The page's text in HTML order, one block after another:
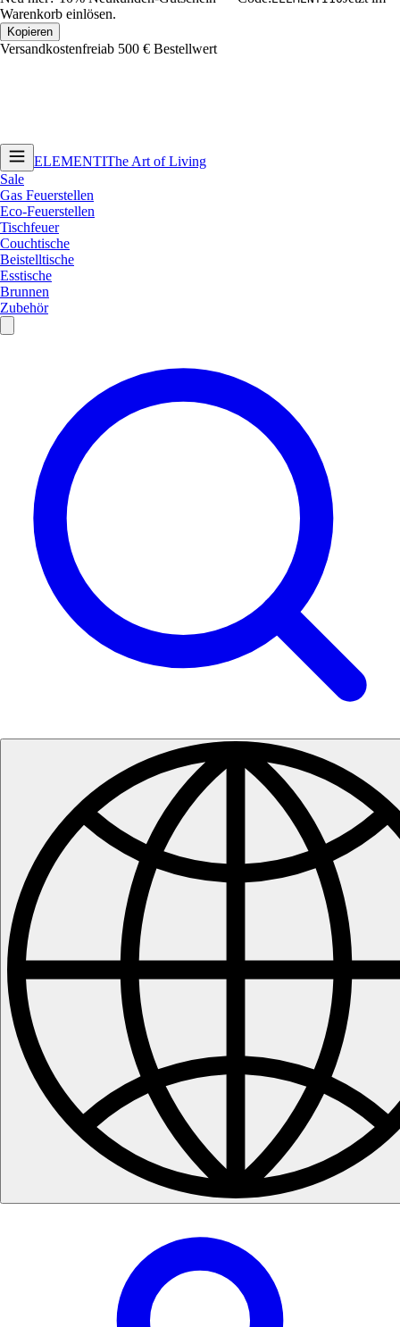
Warenkorb einlösen.
Kopieren
Versandkostenfreiab 500 € Bestellwert
ELEMENTIThe Art of Living
Sale
Gas Feuerstellen
Eco-Feuerstellen
Tischfeuer
Couchtische
Beistelltische
Esstische
Brunnen
Zubehör